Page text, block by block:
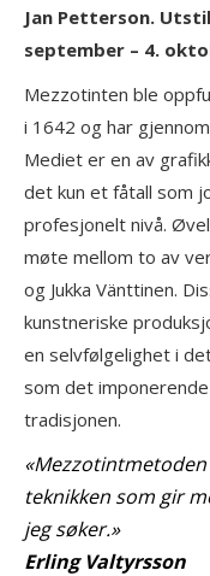
Jan Petterson.
september – 4.
Mezzotinten ble
i 1642 og har
Mediet er en av
det kun et fåtall som
profesjonelt nivå.
møte mellom to av
og Jukka Vänttinen.
kunstneriske
en selvfølgelighet i
som det
tradisjonen.
teknikken som gir
jeg søker.»
Erling Valtyrsson